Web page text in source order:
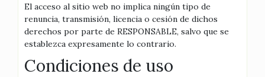
El acceso al sitio web no implica ningún tipo de
renuncia, transmisión, licencia o cesión de dichos
derechos por parte de RESPONSABLE, salvo que se
establezca expresamente lo contrario.
Condiciones de uso